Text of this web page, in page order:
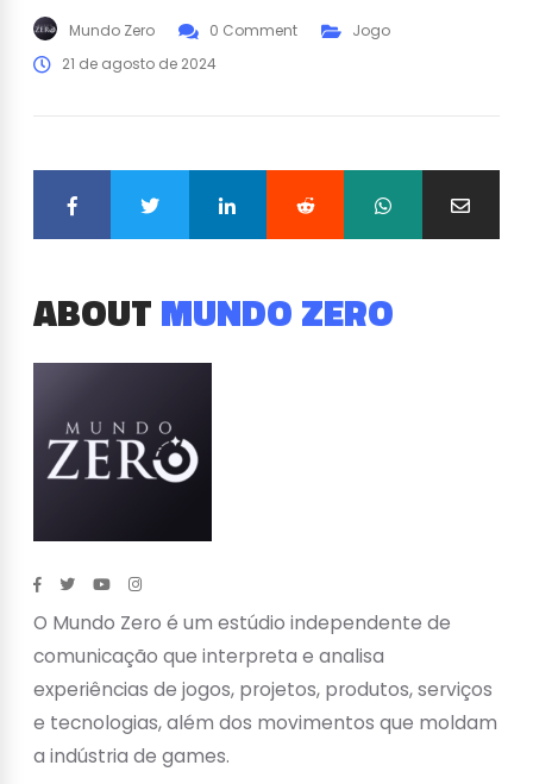
Mundo Zero 0 Comment
Jogo
21 de agosto de 2024
ABOUTMUNDO ZERO
O Mundo Zero é um estúdio independente de
comunicação que interpreta e analisa
experiências de jogos, projetos, produtos, serviços
e tecnologias, além dos movimentos que moldam
a indústria de games.